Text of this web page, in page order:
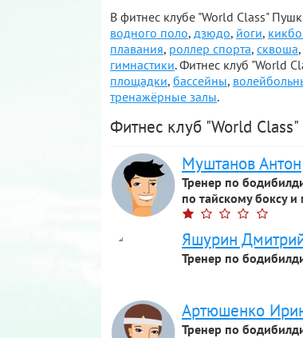
В фитнес клубе "World Class"
водного поло, дзюдо, йоги,
плавания, роллер спорта, сквоша,
гимнастики. Фитнес клуб "World
площадки, бассейны,
тренажёрные залы.
Фитнес клуб "World
Муштанов Антон
Тренер по
по тайскому боксу и
Яшурин
Тренер по
Артюшенко
Тренер по